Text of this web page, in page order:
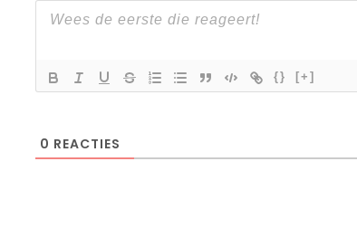
{} [+]
0 REACTIES